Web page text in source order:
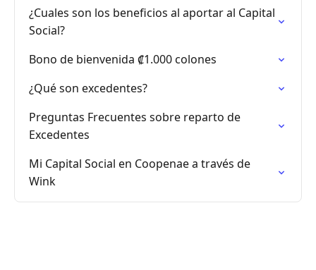
¿Cuales son los beneficios al aportar al Capital
Social?
Bono de bienvenida ₡1.000 colones
¿Qué son excedentes?
Preguntas Frecuentes sobre reparto de
Excedentes
Mi Capital Social en Coopenae a través de
Wink